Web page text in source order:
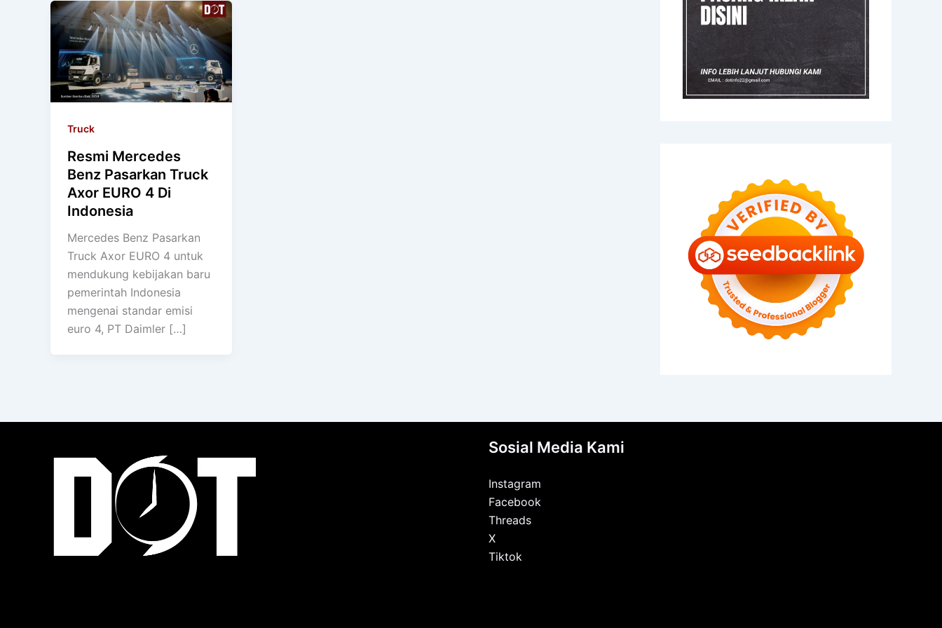
Truck
Resmi Mercedes
Benz Pasarkan Truck
Axor EURO 4 Di
Indonesia
Mercedes Benz Pasarkan
Truck Axor EURO 4 untuk
mendukung kebijakan baru
pemerintah Indonesia
mengenai standar emisi
euro 4, PT Daimler […]
Sosial Media Kami
Instagram
Facebook
Threads
X
Tiktok